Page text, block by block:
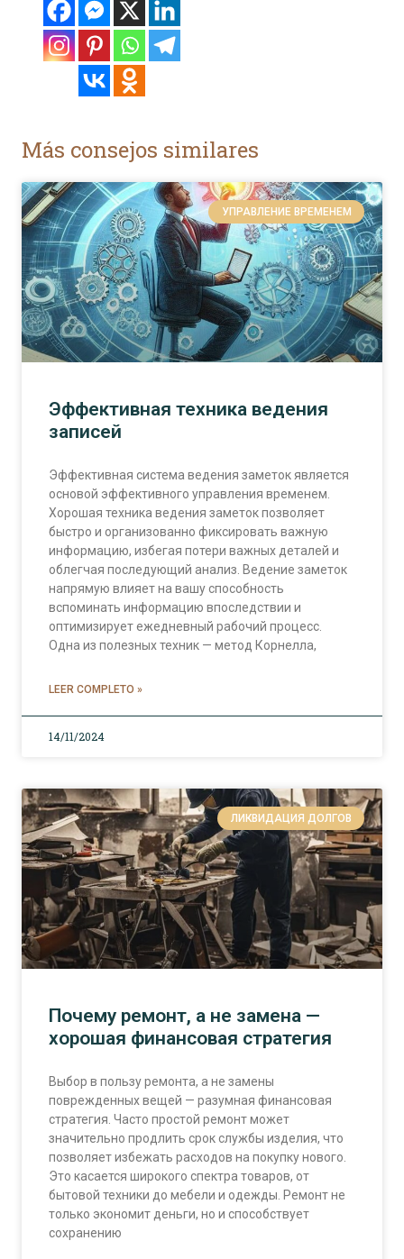
Más consejos similares
УПРАВЛЕНИЕ ВРЕМЕНЕМ
Эффективная техника ведения
записей
Эффективная система ведения заметок является
основой эффективного управления временем.
Хорошая техника ведения заметок позволяет
быстро и организованно фиксировать важную
информацию, избегая потери важных деталей и
облегчая последующий анализ. Ведение заметок
напрямую влияет на вашу способность
вспоминать информацию впоследствии и
оптимизирует ежедневный рабочий процесс.
Одна из полезных техник — метод Корнелла,
LEER COMPLETO »
14/11/2024
ЛИКВИДАЦИЯ ДОЛГОВ
Почему ремонт, а не замена —
хорошая финансовая стратегия
Выбор в пользу ремонта, а не замены
поврежденных вещей — разумная финансовая
стратегия. Часто простой ремонт может
значительно продлить срок службы изделия, что
позволяет избежать расходов на покупку нового.
Это касается широкого спектра товаров, от
бытовой техники до мебели и одежды. Ремонт не
только экономит деньги, но и способствует
сохранению